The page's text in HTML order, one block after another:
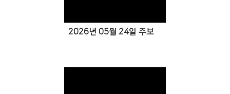
2026년 05월 24일 주보